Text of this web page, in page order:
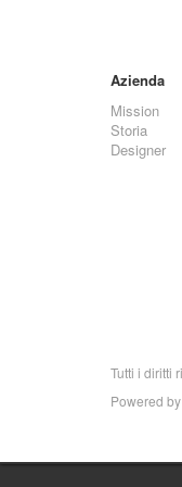
Azienda
Mission
Storia
Designer
Tutti i diritti
Powered by